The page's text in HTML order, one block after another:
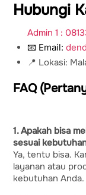
Hubungi
Admin 1 :
📧 Email:
📍 Lokasi:
FAQ
1. Apakah bisa
sesuai
Ya, tentu bisa.
layanan atau
kebutuhan Anda.